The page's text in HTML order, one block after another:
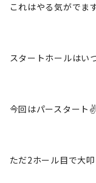
これはやる気がでま
スタートホールはい
今回はパースタート✌️
ただ2ホール目で大